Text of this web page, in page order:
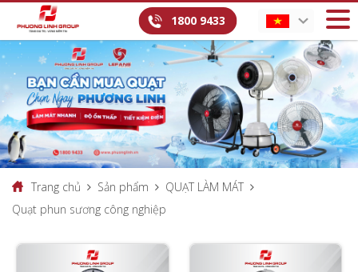
1800 9433
Trang chủ Sản phẩm
QUẠT LÀM MÁT
Quạt phun sương công nghiệp